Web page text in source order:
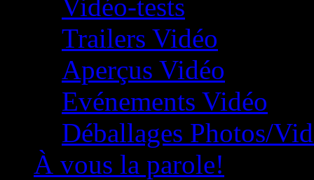
Vidéo-tests
Trailers Vidéo
Aperçus Vidéo
Evénements Vidéo
Déballages Photos/
À vous la parole!